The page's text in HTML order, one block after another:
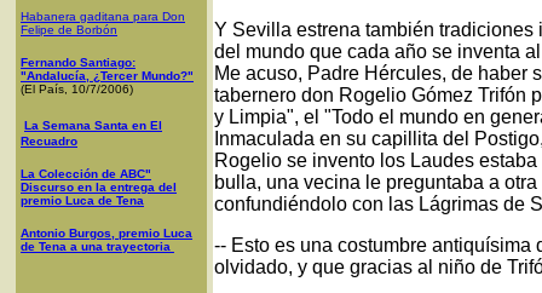
Habanera gaditana para Don
Felipe de Borbón
Fernando Santiago:
"Andalucía, ¿Tercer Mundo?"
(El País, 10/7/2006)
La Semana Santa en El
Recuadro
La Colección de ABC"
Discurso en la entrega del
premio Luca de Tena
Antonio Burgos, premio Luca
de Tena a una trayectoria
Y Sevilla estrena también
del mundo que cada año se inventa
Me acuso, Padre Hércules, de haber
tabernero don Rogelio Gómez Trifón
y Limpia", el "Todo el mundo en
Inmaculada en su capillita del
Rogelio se invento los Laudes
bulla, una vecina le preguntaba a
confundiéndolo con las Lágrimas de
-- Esto es una costumbre
olvidado, y que gracias al niño de